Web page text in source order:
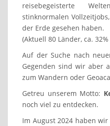
reisebegeisterte
stinknormalen
der Erde gesehen haben.
(Aktuell 80 Länder, ca.
Auf der Suche nach
Gegenden sind wir aber
zum Wandern oder
Getreu unserem Motto:
noch viel zu entdecken.
Im August 2024 haben